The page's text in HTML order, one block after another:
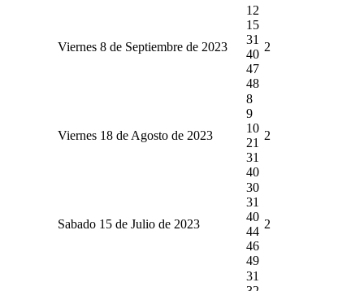
Viernes 8 de Septiembre de 2023
12
15
31
40
47
48
2
Viernes 18 de Agosto de 2023
8
9
10
21
31
40
2
Sabado 15 de Julio de 2023
30
31
40
44
46
49
2
31